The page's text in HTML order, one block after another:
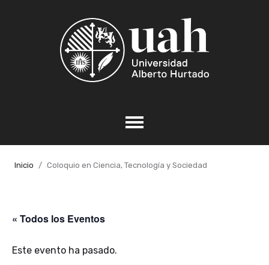
Inicio Coloquio en Ciencia, Tecnología y Sociedad
« Todos los Eventos
Este evento ha pasado.